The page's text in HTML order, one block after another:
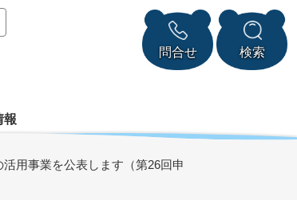
問合せ 検索
報
用事業を公表します（第26回申